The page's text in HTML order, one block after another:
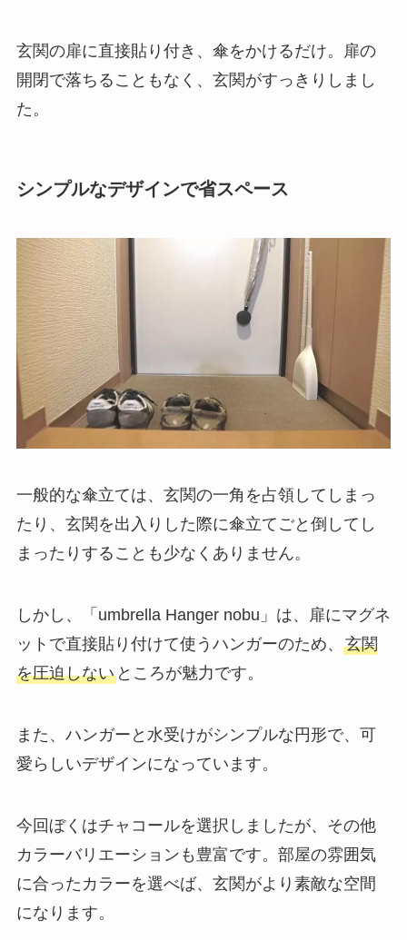
玄関の扉に直接貼り付き、傘をかけるだけ。扉の
開閉で落ちることもなく、玄関がすっきりしまし
た。
シンプルなデザインで省スペース
一般的な傘立ては、玄関の一角を占領してしまっ
たり、玄関を出入りした際に傘立てごと倒してし
まったりすることも少なくありません。
しかし、「umbrella Hanger nobu」は、扉にマグネ
ットで直接貼り付けて使うハンガーのため、 玄関
を圧迫しないところが魅力です。
また、ハンガーと水受けがシンプルな円形で、可
愛らしいデザインになっています。
今回ぼくはチャコールを選択しましたが、その他
カラーバリエーションも豊富です。部屋の雰囲気
に合ったカラーを選べば、玄関がより素敵な空間
になります。